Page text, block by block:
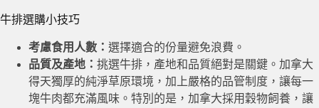
牛排選購小技巧
考慮食用人數： 選擇適合的份量避免浪費。
品質及產地： 挑選牛排，產地和品質絕對是關鍵。加拿大
得天獨厚的純淨草原環境，加上嚴格的品管制度，讓每一
塊牛肉都充滿風味。特別的是，加拿大採用穀物飼養，讓